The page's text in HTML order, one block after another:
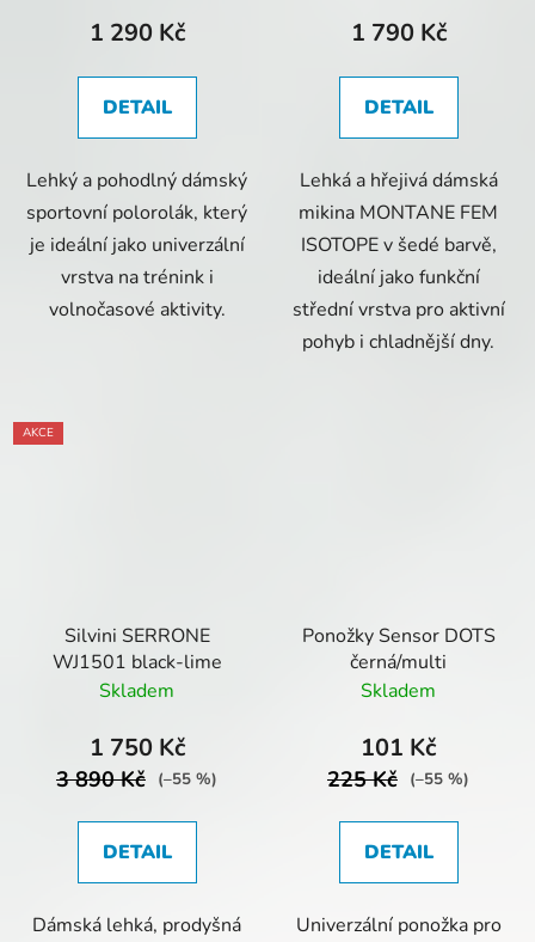
1 290 Kč
DETAIL
Lehký a pohodlný dámský
sportovní polorolák, který
je ideální jako univerzální
vrstva na trénink i
volnočasové aktivity.
1 790 Kč
DETAIL
Lehká a hřejivá dámská
mikina MONTANE FEM
ISOTOPE v šedé barvě,
ideální jako funkční
střední vrstva pro aktivní
pohyb i chladnější dny.
AKCE
Silvini SERRONE
WJ1501 black-lime
Skladem
1 750 Kč
3 890 Kč (–55 %)
DETAIL
Dámská lehká, prodyšná
Ponožky Sensor DOTS
černá/multi
Skladem
101 Kč
225 Kč (–55 %)
DETAIL
Univerzální ponožka pro